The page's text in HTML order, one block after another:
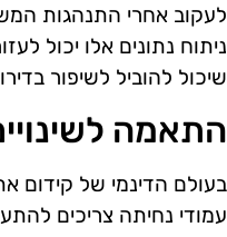
לעקוב אחרי התנהגות
ניתוח נתונים אלו יכול
שיכול להוביל לשיפור
התאמה
בעולם הדינמי של קידום
עמודי נחיתה צריכים